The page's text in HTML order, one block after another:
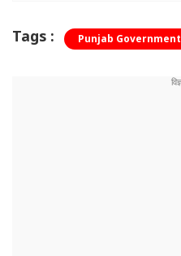
Tags : Punjab Government